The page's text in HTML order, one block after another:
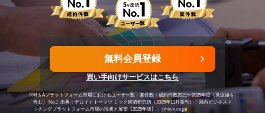
買いたい方へ
成約事例
無料会員登録
買い手向けサービスはこちら
※M＆Aプラットフォーム市場におけるユーザー数・案件数・成約件数2021〜2025年度（見込値を
含む） No.1 出典：デロイトトーマツ ミック経済研究所（2025年11月発刊）「国内ビジネスマ
ッチングプラットフォーム市場の現状と展望【2025年版】」 (mic-r.co.jp)